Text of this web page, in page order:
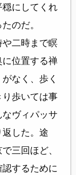
穏にしてくれ
のだ。
二時まで瞑
位置する禅
なく、歩く
歩いては事
ヴィパッサ
した。途
三回ほど、
するために